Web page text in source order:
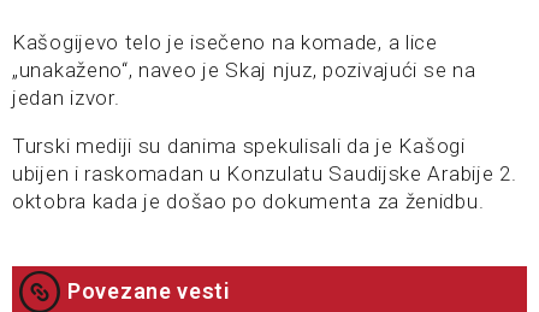
Kašogijevo telo je isečeno na komade, a lice
„unakaženo“, naveo je Skaj njuz, pozivajući se na
jedan izvor.
Turski mediji su danima spekulisali da je Kašogi
ubijen i raskomadan u Konzulatu Saudijske Arabije 2.
oktobra kada je došao po dokumenta za ženidbu.
Povezane vesti